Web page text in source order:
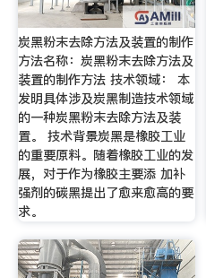
炭黑粉末去除方法及装置的制作
方法名称：炭黑粉末去除方法及
装置的制作方法 技术领域： 本
发明具体涉及炭黑制造技术领域
的一种炭黑粉末去除方法及装
置。 技术背景炭黑是橡胶工业
的重要原料。随着橡胶工业的发
展，对于作为橡胶主要添 加补
强剂的碳黑提出了愈来愈高的要
求。